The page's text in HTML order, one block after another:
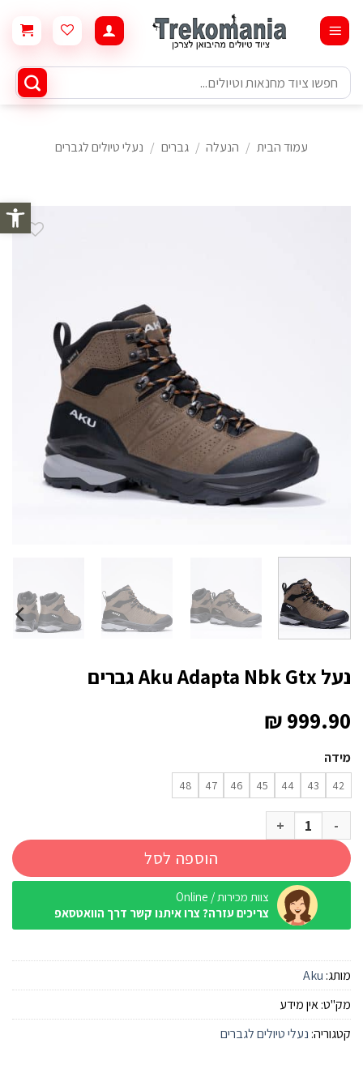
פתח
content
חיפוש
עבור:
עמוד הבית / הנעלה / גברים / נעלי טיולים לגברים
נעל Aku Adapta Nbk Gtx גברים
₪999.90
מידה
42
43
44
45
46
47
48
כמות של נעל Aku Adapta Nbk Gtx גברים
הוספה לסל
צוות מכירות / Online
צריכים עזרה? צרו איתנו קשר דרך הוואטסאפ
מותג: Aku
מק"ט:אין מידע
קטגוריה: נעלי טיולים לגברים